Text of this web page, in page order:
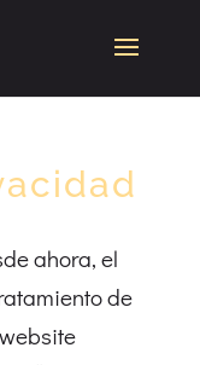
ahora, el
de